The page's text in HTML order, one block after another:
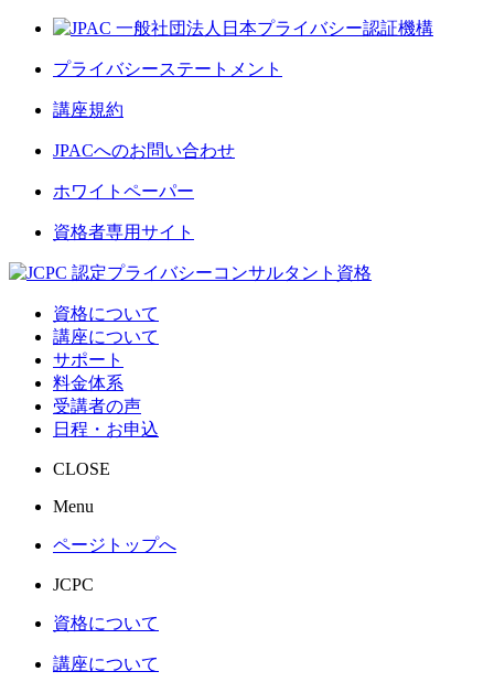
プライバシーステートメント
講座規約
JPACへのお問い合わせ
ホワイトペーパー
資格者専用サイト
資格について
講座について
サポート
料金体系
受講者の声
日程・お申込
CLOSE
Menu
ページトップへ
JCPC
資格について
講座について